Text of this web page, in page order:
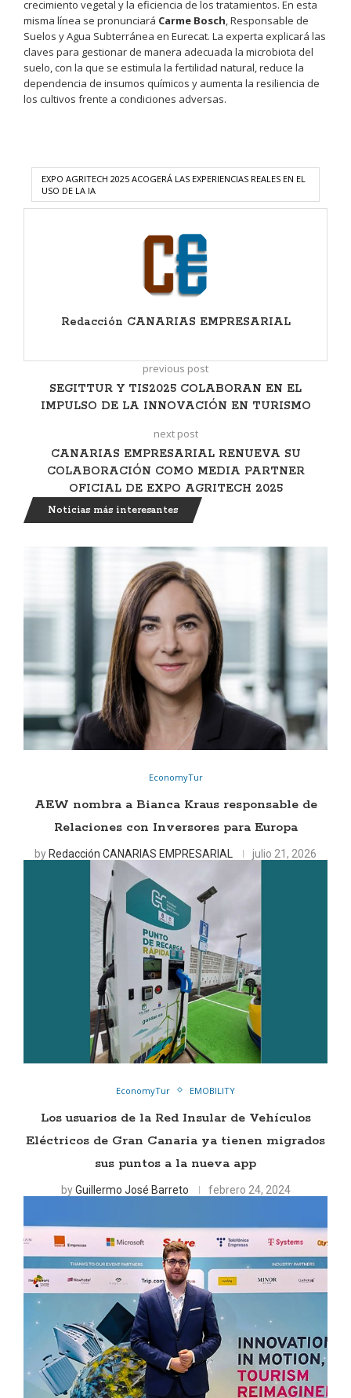
crecimiento vegetal y la eficiencia de los tratamientos. En esta
misma línea se pronunciará Carme Bosch, Responsable de
Suelos y Agua Subterránea en Eurecat. La experta explicará las
claves para gestionar de manera adecuada la microbiota del
suelo, con la que se estimula la fertilidad natural, reduce la
dependencia de insumos químicos y aumenta la resiliencia de
los cultivos frente a condiciones adversas.
EXPO AGRITECH 2025 ACOGERÁ LAS EXPERIENCIAS REALES EN EL
USO DE LA IA
Redacción CANARIAS EMPRESARIAL
previous post
SEGITTUR Y TIS2025 COLABORAN EN EL
IMPULSO DE LA INNOVACIÓN EN TURISMO
next post
CANARIAS EMPRESARIAL RENUEVA SU
COLABORACIÓN COMO MEDIA PARTNER
OFICIAL DE EXPO AGRITECH 2025
Noticias más interesantes
EconomyTur
AEW nombra a Bianca Kraus responsable de
Relaciones con Inversores para Europa
by Redacción CANARIAS EMPRESARIAL julio 21, 2026
EconomyTur EMOBILITY
Los usuarios de la Red Insular de Vehículos
Eléctricos de Gran Canaria ya tienen migrados
sus puntos a la nueva app
byGuillermo José Barreto febrero 24, 2024